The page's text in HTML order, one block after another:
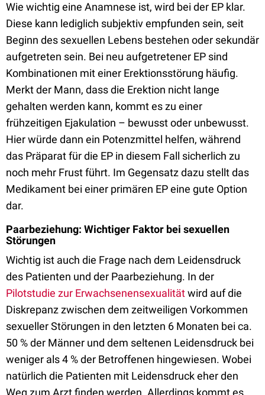
Wie wichtig eine Anamnese ist, wird bei der EP klar.
Diese kann lediglich subjektiv empfunden sein, seit
Beginn des sexuellen Lebens bestehen oder sekundär
aufgetreten sein. Bei neu aufgetretener EP sind
Kombinationen mit einer Erektionsstörung häufig.
Merkt der Mann, dass die Erektion nicht lange
gehalten werden kann, kommt es zu einer
frühzeitigen Ejakulation – bewusst oder unbewusst.
Hier würde dann ein Potenzmittel helfen, während
das Präparat für die EP in diesem Fall sicherlich zu
noch mehr Frust führt. Im Gegensatz dazu stellt das
Medikament bei einer primären EP eine gute Option
dar.
Paarbeziehung: Wichtiger Faktor bei sexuellen
Störungen
Wichtig ist auch die Frage nach dem Leidensdruck
des Patienten und der Paarbeziehung. In der
Pilotstudie zur Erwachsenensexualitätwird auf die
Diskrepanz zwischen dem zeitweiligen Vorkommen
sexueller Störungen in den letzten 6 Monaten bei ca.
50 % der Männer und dem seltenen Leidensdruck bei
weniger als 4 % der Betroffenen hingewiesen. Wobei
natürlich die Patienten mit Leidensdruck eher den
Weg zum Arzt finden werden. Allerdings kommt es